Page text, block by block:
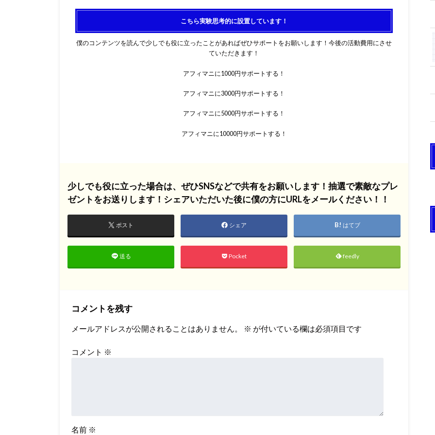
こちら実験思考的に設置しています！
僕のコンテンツを読んで少しでも役に立ったことがあればぜひサポートをお願いします！今後の活動費用にさせ
ていただきます！
アフィマニに1000円サポートする！
アフィマニに3000円サポートする！
アフィマニに5000円サポートする！
アフィマニに10000円サポートする！
少しでも役に立った場合は、ぜひSNSなどで共有をお願いします！抽選で素敵なプレ
ゼントをお送りします！シェアいただいた後に僕の方にURLをメールください！！
ポスト シェア はてブ
送る Pocket feedly
コメントを残す
メールアドレスが公開されることはありません。 ※ が付いている欄は必須項目です
コメント ※
名前 ※